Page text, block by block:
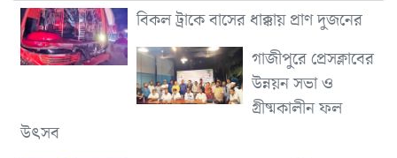
বিকল ট্রাকে বাসের ধাক্কায় প্রাণ দুজনের
গাজীপুরে প্রেসক্লাবের
উন্নয়ন সভা ও
গ্রীষ্মকালীন ফল
উৎসব